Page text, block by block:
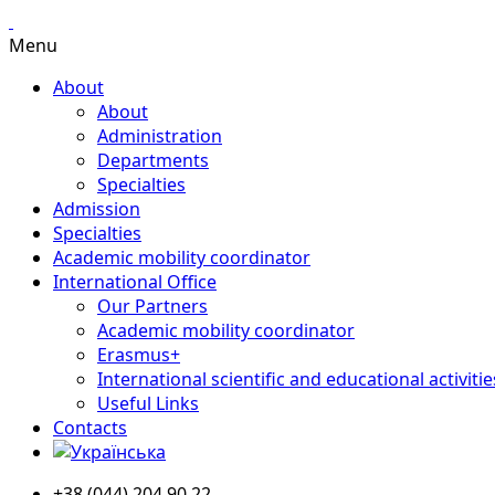
Menu
About
About
Administration
Departments
Specialties
Admission
Specialties
Academic mobility coordinator
International Office
Our Partners
Academic mobility coordinator
Erasmus+
International scientific and educational
Useful Links
Contacts